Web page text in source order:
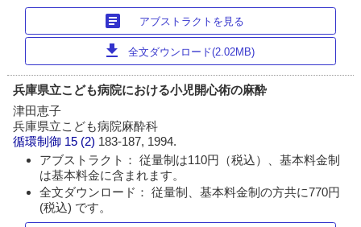
article アブストラクトを見る
download 全文ダウンロード(2.02MB)
兵庫県立こども病院における小児開心術の麻酔
津田恵子
兵庫県立こども病院麻酔科
循環制御 15 (2) 183-187, 1994.
アブストラクト： 従量制は110円（税込）、基本料金制
は基本料金に含まれます。
全文ダウンロード： 従量制、基本料金制の方共に770円
(税込) です。